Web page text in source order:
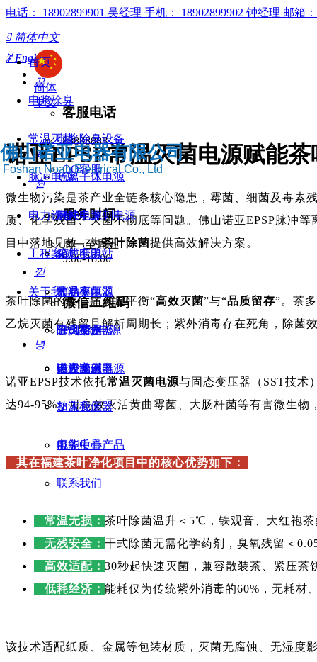
电话： 18902899901 吴经理 手机： 18902899902 钟经理 邮箱：
ꄡ 简体中文
ꄓ English
简体
中文
首页
电浆除臭
电浆除臭设备
常温灭菌
等离子体电源
脉冲电穿刺电源
脉冲电源
电浆电源
火炬电源
大功率电源
SPS烧结电源
磁控溅射电源
电力设备
箱式变电站
非晶变压器
干式变压器
油浸变压器
整流变压器
电能质量产品
工程案例
常温灭菌
除臭案例
电力案例
关于我们
公司简介
诺亚动态
加入我们
服务中心
联系我们
佛山诺亚电器有限公司
Foshan Noah Electrical Co., Ltd
끅
客服电话
88888888
뀩
QQ客服
뀥
服务时间
周一至周五
9:00-18:00
낃
微信二维码
녕
诺亚EPSP常温灭菌电源赋能
微生物污染是茶产业全链条核心隐患，霉菌、细菌及毒素
质、化学残留、灭菌不彻底等问题。佛山诺亚EPSP脉冲
目中落地见效，为茶叶除菌提供高效解决方案。
茶叶除菌的核心痛点是平衡“高效灭菌”与“品质留存”。茶
乙烷灭菌有残留且解析周期长；紫外消毒存在死角，除菌
诺亚EPSP技术依托常温灭菌电源与固态变压器（SST技术
达94-95%，可高效灭活黄曲霉菌、大肠杆菌等有害微生物
其在福建茶叶净化项目中的核心优势如下：
常温无损： 茶叶除菌温升＜5℃，铁观音、大红袍
无残安全： 干式除菌无需化学药剂，臭氧残留＜
高效适配： 30秒起快速灭菌，兼容散装茶、紧压
低耗经济： 能耗仅为传统紫外消毒的60%，无耗材
该技术适配纸质、金属等包装材质，灭菌无腐蚀、无湿度